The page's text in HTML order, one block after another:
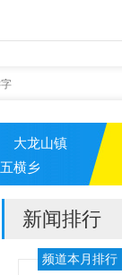
大龙山镇
五横乡
新闻排行
频道本月排行